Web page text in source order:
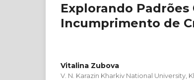
Explorando Padrões
Incumprimento de
Vitalina Zubova
V. N. Karazin Kharkiv National University,